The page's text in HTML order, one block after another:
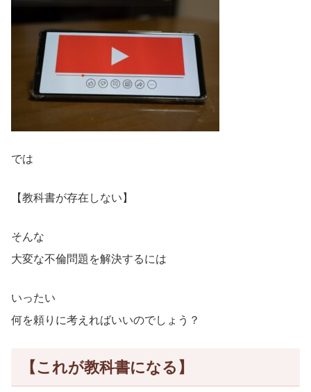
では
【教科書が存在しない】
そんな
大変な不倫問題を解決するには
いったい
何を頼りに考えればいいのでしょう？
【これが教科書になる】